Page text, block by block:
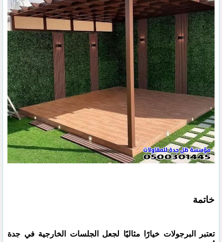
خاتمة
تعتبر البرجولات خيارًا مثاليًا لجعل الجلسات الخارجية في جدة